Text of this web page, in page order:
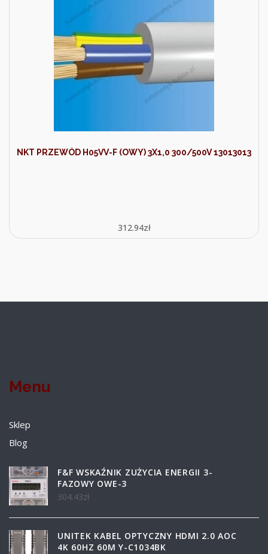
NKT PRZEWÓD H05VV-F (OWY) 3X1,0 300/500V 13013013
312.94zł
Menu
Sklep
Blog
F&F WSKAŹNIK ZUŻYCIA ENERGII 3-
FAZOWY OWE-3
304.43zł
UNITEK KABEL OPTYCZNY HDMI 2.0 AOC
4K 60HZ 60M Y-C1034BK